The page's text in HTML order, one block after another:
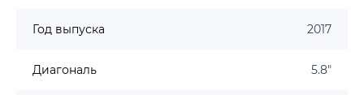
Год выпуска 2017
Диагональ 5.8"